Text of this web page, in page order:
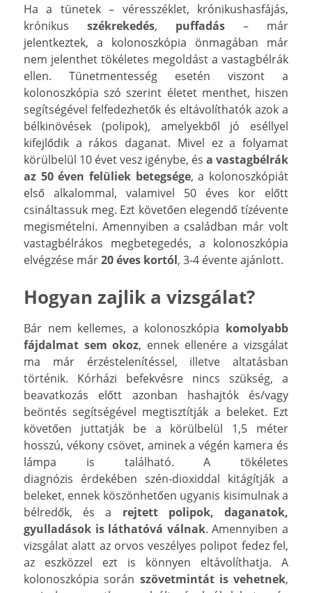
Ha a tünetek – véresszéklet, krónikushasfájás,
krónikus székrekedés, puffadás
– már
jelentkeztek, a kolonoszkópia önmagában már
nem jelenthet tökéletes megoldást a vastagbélrák
ellen. Tünetmentesség esetén viszont a
kolonoszkópia szó szerint életet menthet, hiszen
segítségével felfedezhetők és eltávolíthatók azok a
bélkinövések (polipok), amelyekből jó eséllyel
kifejlődik a rákos daganat. Mivel ez a folyamat
körülbelül 10 évet vesz igénybe, és a vastagbélrák
az 50 éven felüliek betegsége, a kolonoszkópiát
első alkalommal, valamivel 50 éves kor előtt
csináltassuk meg. Ezt követően elegendő tízévente
megismételni. Amennyiben a családban már volt
vastagbélrákos megbetegedés, a kolonoszkópia
elvégzése már20 éves kortól, 3-4 évente ajánlott.
Hogyan zajlik a vizsgálat?
Bár nem kellemes, a kolonoszkópia komolyabb
fájdalmat sem okoz, ennek ellenére a vizsgálat
ma már érzéstelenítéssel, illetve altatásban
történik. Kórházi befekvésre nincs szükség, a
beavatkozás előtt azonban hashajtók és/vagy
beöntés segítségével megtisztítják a beleket. Ezt
követően juttatják be a körülbelül 1,5 méter
hosszú, vékony csövet, aminek a végén kamera és
lámpa is található. A tökéletes
diagnózis érdekében szén-dioxiddal kitágítják a
beleket, ennek köszönhetően ugyanis kisimulnak a
bélredők, és a rejtett polipok, daganatok,
gyulladások is láthatóvá válnak. Amennyiben a
vizsgálat alatt az orvos veszélyes polipot fedez fel,
az eszközzel ezt is könnyen eltávolíthatja. A
kolonoszkópia során szövetmintát is vehetnek,